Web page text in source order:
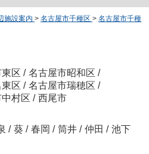
施設案内 > 名古屋市千種区 > 名古屋市千種
区 / 名古屋市昭和区 /
区 / 名古屋市瑞穂区 /
村区 / 西尾市
/ 葵 / 春岡 / 筒井 / 仲田 / 池下